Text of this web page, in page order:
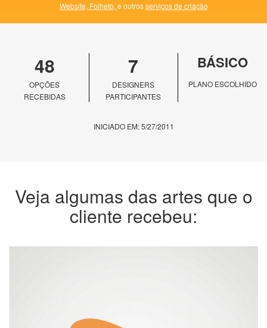
Website, Folheto, e outrosserviços de criação
48
OPÇÕES
RECEBIDAS
7
DESIGNERS
PARTICIPANTES
BÁSICO
PLANO ESCOLHIDO
INICIADO EM: 5/27/2011
Veja algumas das artes que o
cliente recebeu: